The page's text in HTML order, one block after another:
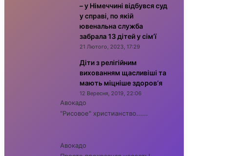
– у Німеччині відбувся суд
у справі, по якій
ювенальна служба
забрала 13 дітей у сім’ї
21 Лютого, 2023, 17:29
Діти з релігійним
вихованням щасливіші та
мають міцніше здоров’я
12 Вересня, 2019, 22:06
Авокадо
"Рисовое" христианство......
Авокадо